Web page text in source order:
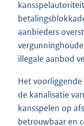
aanbieders
illegale aanbod
Het
de kanalisatie
kansspelen op
betrouwbaar en